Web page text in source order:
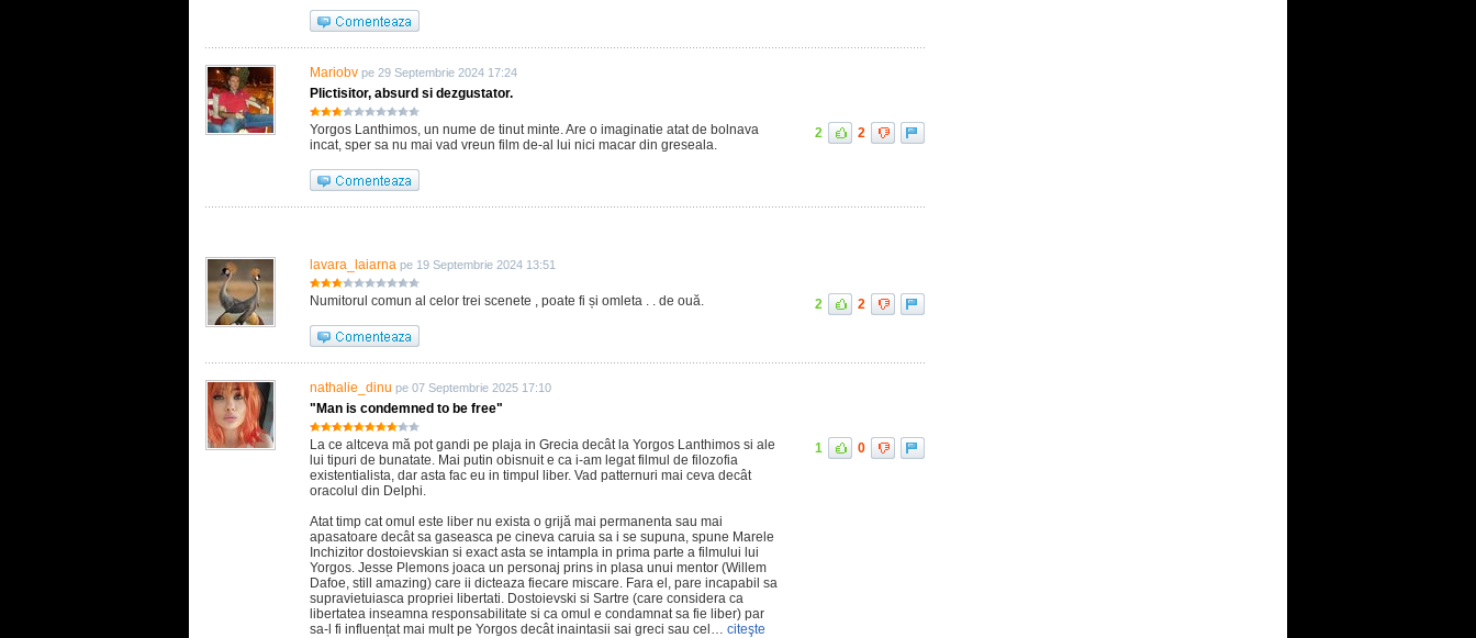
Mariobv pe 29 Septembrie 2024 17:24
Plictisitor, absurd si dezgustator.
Yorgos Lanthimos, un nume de tinut minte. Are o imaginatie atat de bolnava
incat, sper sa nu mai vad vreun film de-al lui nici macar din greseala.
2 2
lavara_laiarna pe 19 Septembrie 2024 13:51
Numitorul comun al celor trei scenete , poate fi și omleta . . de ouă. 2 2
nathalie_dinu pe 07 Septembrie 2025 17:10
"Man is condemned to be free"
La ce altceva mă pot gandi pe plaja in Grecia decât la Yorgos Lanthimos si ale
lui tipuri de bunatate. Mai putin obisnuit e ca i-am legat filmul de filozofia
existentialista, dar asta fac eu in timpul liber. Vad patternuri mai ceva decât
oracolul din Delphi.
Atat timp cat omul este liber nu exista o grijă mai permanenta sau mai
apasatoare decât sa gaseasca pe cineva caruia sa i se supuna, spune Marele
Inchizitor dostoievskian si exact asta se intampla in prima parte a filmului lui
Yorgos. Jesse Plemons joaca un personaj prins in plasa unui mentor (Willem
Dafoe, still amazing) care ii dicteaza fiecare miscare. Fara el, pare incapabil sa
supravietuiasca propriei libertati. Dostoievski si Sartre (care considera ca
libertatea inseamna responsabilitate si ca omul e condamnat sa fie liber) par
sa-l fi influențat mai mult pe Yorgos decât inaintasii sai greci sau cel… citeşte
1 0